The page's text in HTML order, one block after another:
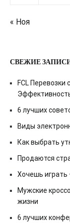
« Ноя
СВЕЖИЕ
FCL Перевозки
6 лучших
Виды
Как выбрать
Продаются
Хочешь играть
Мужские
жизни
6 лучших